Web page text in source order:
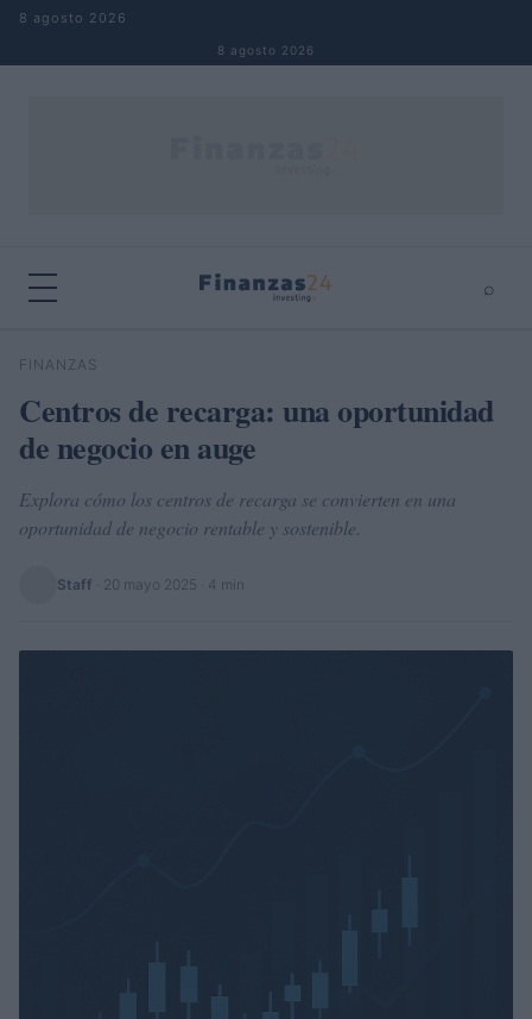
Saltar al contenido
8 agosto 2026
8 agosto 2026
⌕
Buscar
FINANZAS
Centros de recarga: una oportunidad
de negocio en auge
Explora cómo los centros de recarga se convierten en una
oportunidad de negocio rentable y sostenible.
Staff 20 mayo 2025 · 4 min